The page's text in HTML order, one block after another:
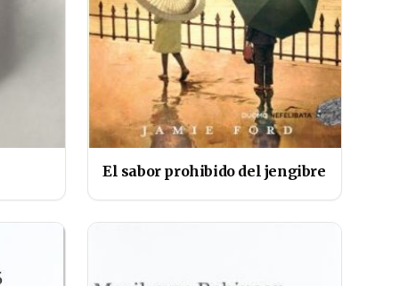
El sabor prohibido del jengibre